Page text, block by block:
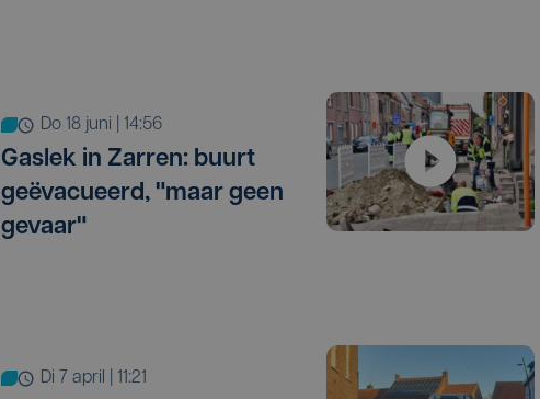
do 18 juni | 14:56
Gaslek in Zarren: buurt
geëvacueerd, "maar geen
gevaar"
di 7 april | 11:21